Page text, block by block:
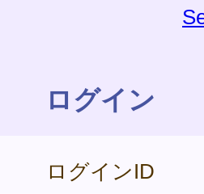
ログイン
ログインID